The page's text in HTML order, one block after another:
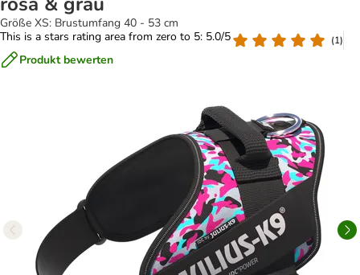
Größe XS: Brustumfang 40 - 53 cm
This is a stars rating area from zero to 5: 5.0/5
(1)
Produkt bewerten